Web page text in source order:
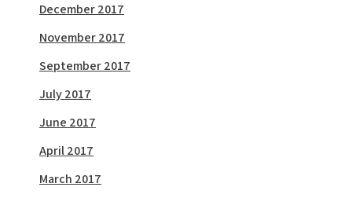
December 2017
November 2017
September 2017
July 2017
June 2017
April 2017
March 2017